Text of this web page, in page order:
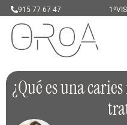
915 77 67 47
¿Qué es una